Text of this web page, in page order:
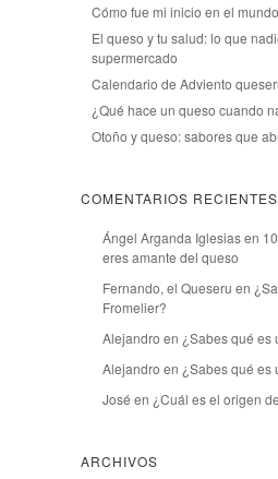
Cómo fue mi inicio en el
El queso y tu salud: lo que
supermercado
Calendario de Adviento
¿Qué hace un queso cuando
Otoño y queso: sabores que
COMENTARIOS RECIENTES
Ángel Arganda Iglesiasen
eres amante del queso
Fernando, el Queseru en
Fromelier?
Alejandro en ¿Sabes qué es
Alejandro en ¿Sabes qué es
José en ¿Cuál es el origen
ARCHIVOS